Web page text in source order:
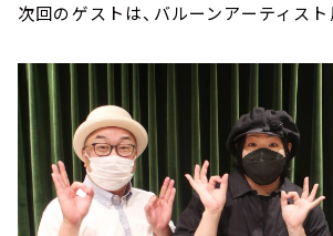
次回のゲストは、バルーンアーティスト